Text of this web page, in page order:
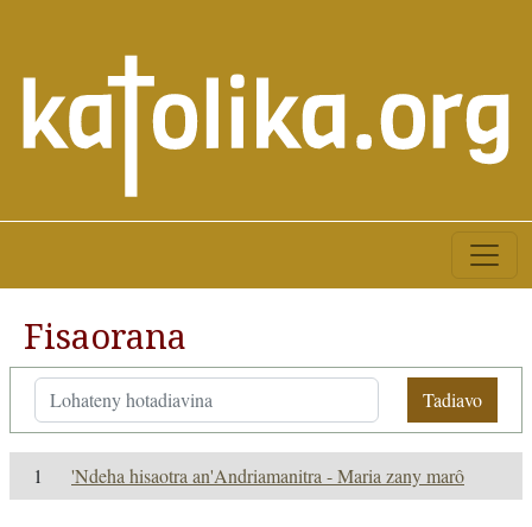
Fisaorana
Tadiavo
1 'Ndeha hisaotra an'Andriamanitra - Maria zany marô